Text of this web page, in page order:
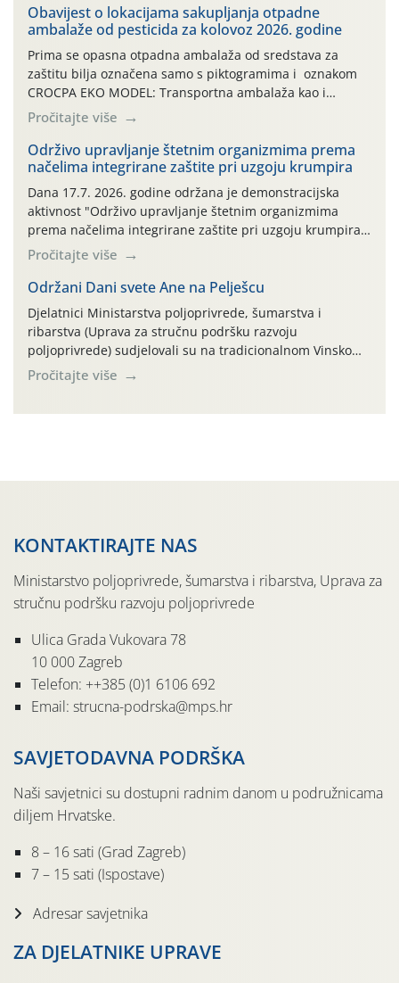
Obavijest o lokacijama sakupljanja otpadne
ambalaže od pesticida za kolovoz 2026. godine
Prima se opasna otpadna ambalaža od sredstava za
zaštitu bilja označena samo s piktogramima i oznakom
CROCPA EKO MODEL: Transportna ambalaža kao i
ambalaža drugih proizvoda koji nisu sredstva za zaštitu
bilja (npr. ambalaža od mineralnih gnojiva,) se ne
prihvaća. Korisnicima je osiguran besplatni povrat
prazne ambalaže isključivo ovih tvrtki: AGROCHEM-MAKS,
AGRONOM, ALBAUGH TKI* (PINUS […]
Pročitajte više
Održivo upravljanje štetnim organizmima prema
načelima integrirane zaštite pri uzgoju krumpira
Dana 17.7. 2026. godine održana je demonstracijska
aktivnost "Održivo upravljanje štetnim organizmima
prema načelima integrirane zaštite pri uzgoju krumpira"
na pokusnom polju "Poredje", kraj naselja Belica (ARKOD
parcela ID 2445031) (središnji dio Međimurske županije).
Pročitajte više
Održani Dani svete Ane na Pelješcu
Djelatnici Ministarstva poljoprivrede, šumarstva i
ribarstva (Uprava za stručnu podršku razvoju
poljoprivrede) sudjelovali su na tradicionalnom Vinskom
forumu, održanom 24.07.2026. godine u Domu vinarske
tradicije u Putnikovićima na poluotoku Pelješcu, u
Pročitajte više
KONTAKTIRAJTE NAS
Ministarstvo poljoprivrede, šumarstva i ribarstva, Uprava za
stručnu podršku razvoju poljoprivrede
Ulica Grada Vukovara 78
10 000 Zagreb
Telefon: ++385 (0)1 6106 692
Email: strucna-podrska@mps.hr
SAVJETODAVNA PODRŠKA
Naši savjetnici su dostupni radnim danom u podružnicama
diljem Hrvatske.
8 – 16 sati (Grad Zagreb)
7 – 15 sati (Ispostave)
Adresar savjetnika
ZA DJELATNIKE UPRAVE